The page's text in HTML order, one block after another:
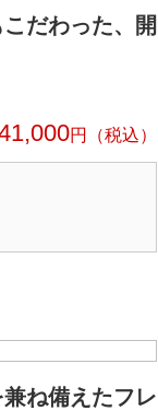
だわった、開
円
ね備えたフレ